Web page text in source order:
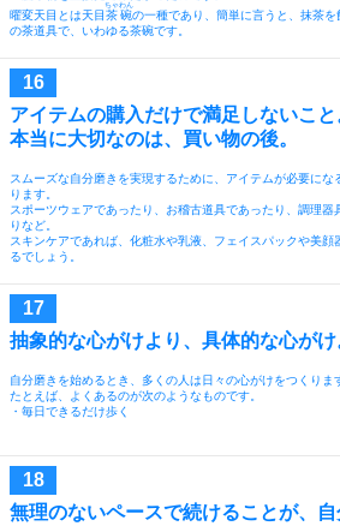
曜変天目とは天目茶碗
ちゃわん
の一種であり、簡単に言うと、抹茶を
の茶道具で、いわゆる茶碗です。
アイテムの購入だけで満足しないこと
本当に大切なのは、買い物の後。
スムーズな自分磨きを実現するために、アイテムが必要にな
ります。
スポーツウェアであったり、お稽古道具であったり、調理器
りなど。
スキンケアであれば、化粧水や乳液、フェイスパックや美顔
るでしょう。
抽象的な心がけより、具体的な心がけ
自分磨きを始めるとき、多くの人は日々の心がけをつくりま
たとえば、よくあるのが次のようなものです。
・毎日できるだけ歩く
無理のないペースで続けることが、自